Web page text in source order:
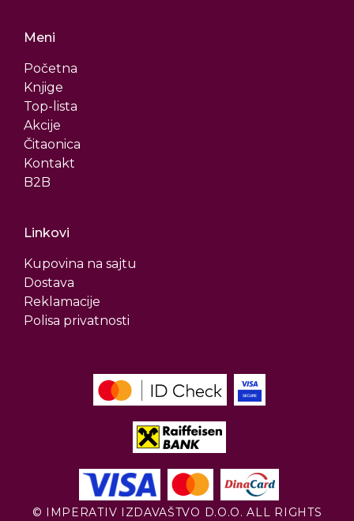
Meni
Početna
Knjige
Top-lista
Akcije
Čitaonica
Kontakt
B2B
Linkovi
Kupovina na sajtu
Dostava
Reklamacije
Polisa privatnosti
© IMPERATIV IZDAVAŠTVO D.O.O. ALL RIGHTS